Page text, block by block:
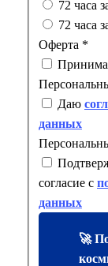
72 часа
72 часа
Оферта *
Даю
данных
согласие с
данных
🚀